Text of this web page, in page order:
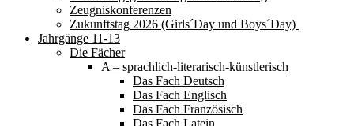
Zeugniskonferenzen
Zukunftstag 2026 (Girls´Day und Boys´Day)
Jahrgänge 11-13
Die Fächer
A – sprachlich-literarisch-künstlerisch
Das Fach Deutsch
Das Fach Englisch
Das Fach Französisch
Das Fach Latein